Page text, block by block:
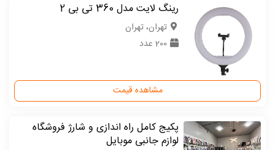
رینگ لایت مدل 360 تی بی 2
تهران، تهران
200 عدد
مشاهده قیمت
پکیج کامل راه اندازی و شارژ فروشگاه
لوازم جانبی موبایل